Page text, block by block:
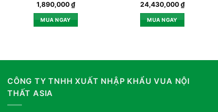
1,890,000₫
MUA NGAY
24,430,000₫
MUA NGAY
CÔNG TY TNHH XUẤT NHẬP KHẨU VUA NỘI
THẤT ASIA